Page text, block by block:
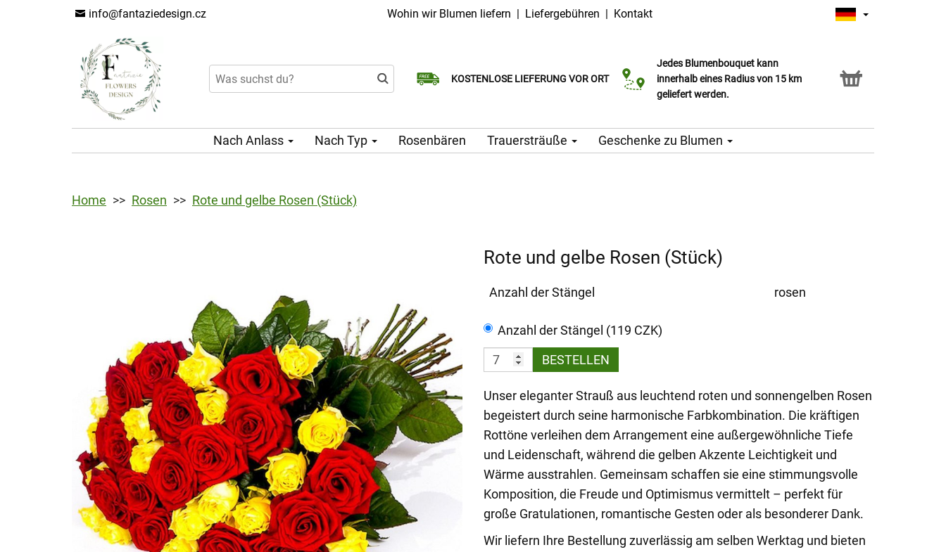
info@fantaziedesign.cz Wohin wir Blumen liefern | Liefergebühren | Kontakt
KOSTENLOSE LIEFERUNG VOR ORT
Lieferung am selben Tag möglich
Wählen Sie Ihr Lieferdatum
Jedes Blumenbouquet kann
innerhalb eines Radius von 15 km
geliefert werden.
Click & Collect Service
Nach Anlass Nach Typ Rosenbären Trauersträuße Geschenke zu Blumen
Home Rosen Rote und gelbe Rosen (Stück)
Rote und gelbe Rosen (Stück)
Anzahl der Stängel rosen
Anzahl der Stängel (119 CZK)
BESTELLEN
Unser eleganter Strauß aus leuchtend roten und sonnengelben Rosen
begeistert durch seine harmonische Farbkombination. Die kräftigen
Rottöne verleihen dem Arrangement eine außergewöhnliche Tiefe
und Leidenschaft, während die gelben Akzente Leichtigkeit und
Wärme ausstrahlen. Gemeinsam schaffen sie eine stimmungsvolle
Komposition, die Freude und Optimismus vermittelt – perfekt für
große Gratulationen, romantische Gesten oder als besonderer Dank.
Wir liefern Ihre Bestellung zuverlässig am selben Werktag und bieten